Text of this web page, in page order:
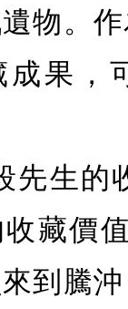
物。
成果，
先生的
藏價
到騰